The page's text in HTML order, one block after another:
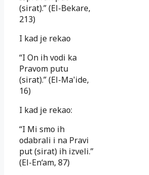
(sirat).” (El-Bekare,
213)
I kad je rekao
“I On ih vodi ka
Pravom putu
(sirat).” (El-Ma'ide,
16)
I kad je rekao:
“I Mi smo ih
odabrali i na Pravi
put (sirat) ih izveli.”
(El-En‘am, 87)